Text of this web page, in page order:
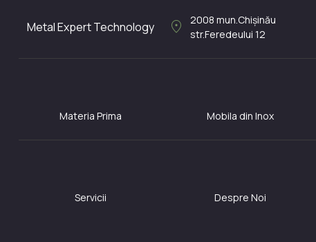
Metal Expert Technology location_on 2008 mun.Chișinău
str.Feredeului 12
Materia Prima Mobila din Inox
Servicii Despre Noi